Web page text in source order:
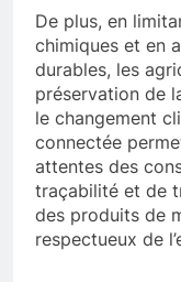
De plus, en
chimiques et en
durables, les
préservation de
le changement
connectée
attentes des
traçabilité et de
des produits de
respectueux de